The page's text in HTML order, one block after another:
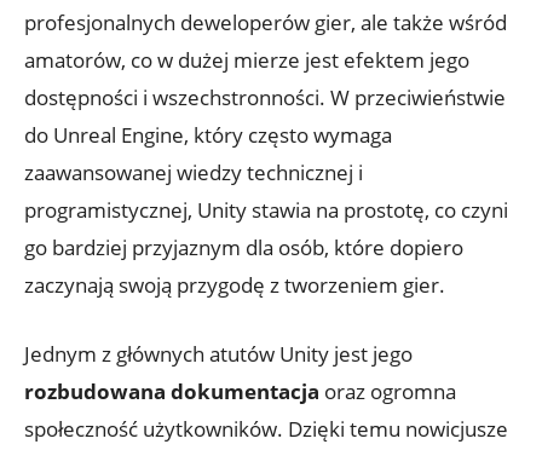
profesjonalnych deweloperów ⁣gier, ale także wśród
amatorów, co ⁣w dużej mierze jest efektem jego⁣
dostępności ​i wszechstronności. ⁢W przeciwieństwie
do Unreal​ Engine, który często wymaga
zaawansowanej wiedzy ‍technicznej ​i
programistycznej,‍ Unity stawia​ na prostotę, co ​czyni
go‌ bardziej przyjaznym dla‌ osób,‍ które dopiero‍
zaczynają ⁤swoją ​przygodę ​z tworzeniem ⁤gier.
Jednym z głównych atutów Unity jest jego
rozbudowana dokumentacja oraz ​ogromna
społeczność użytkowników. Dzięki temu nowicjusze